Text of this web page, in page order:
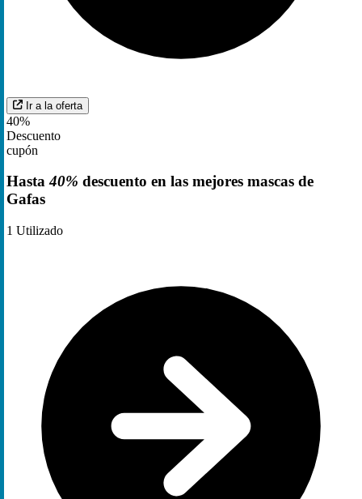
Ir a la oferta
40%
Descuento
cupón
Hasta40% descuento en las mejores mascas de
Gafas
1 Utilizado